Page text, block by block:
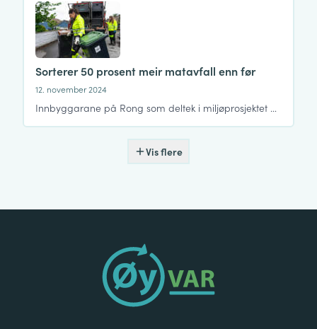
Sorterer 50 prosent meir matavfall enn før
12. november 2024
Innbyggarane på Rong som deltek i miljøprosjektet …
Vis flere